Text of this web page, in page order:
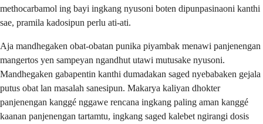
methocarbamol ing bayi ingkang nyusoni boten dipunpasinaoni kanthi
sae, pramila kadosipun perlu ati-ati.
Aja mandhegaken obat-obatan punika piyambak menawi panjenengan
mangertos yen sampeyan ngandhut utawi mutusake nyusoni.
Mandhegaken gabapentin kanthi dumadakan saged nyebabaken gejala
putus obat lan masalah sanesipun. Makarya kaliyan dhokter
panjenengan kanggé nggawe rencana ingkang paling aman kanggé
kaanan panjenengan tartamtu, ingkang saged kalebet ngirangi dosis